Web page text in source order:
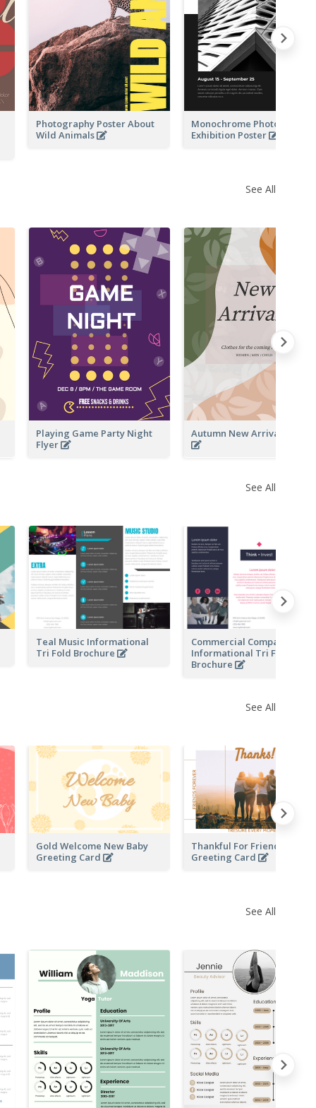
Photography Poster About
Wild Animals
Monochrome Photo-Art
Exhibition Poster
See All
Playing Game Party Night
Flyer
Autumn New Arrivals Flyer
See All
Teal Music Informational
Tri Fold Brochure
Commercial Company
Informational Tri Fold
Brochure
See All
Gold Welcome New Baby
Greeting Card
Thankful For Friendship
Greeting Card
See All